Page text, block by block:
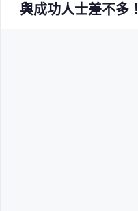
與成功人士差不多！